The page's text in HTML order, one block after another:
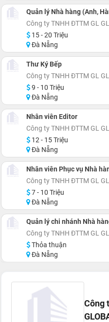
Quản lý Nhà hàng (Anh,
Công ty TNHH ĐTTM GL
15 - 20 Triệu
Đà Nẵng
Thư Ký Bếp
Công ty TNHH ĐTTM GL
9 - 10 Triệu
Đà Nẵng
Nhân viên Editor
Công ty TNHH ĐTTM GL
12 - 15 Triệu
Đà Nẵng
Nhân viên Phục vụ Nhà
Công ty TNHH ĐTTM GL
7 - 10 Triệu
Đà Nẵng
Quản lý chi nhánh Nhà
Công ty TNHH ĐTTM GL
Thỏa thuận
Đà Nẵng
Công